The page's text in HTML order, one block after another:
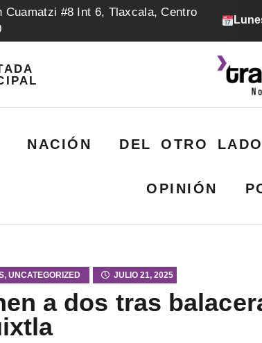
Cuamatzi #8 Int 6, Tlaxcala, Centro
NACIÓN DEL OTRO LADO
OPINIÓN
, UNCATEGORIZED JULIO 21, 2025
a dos tras